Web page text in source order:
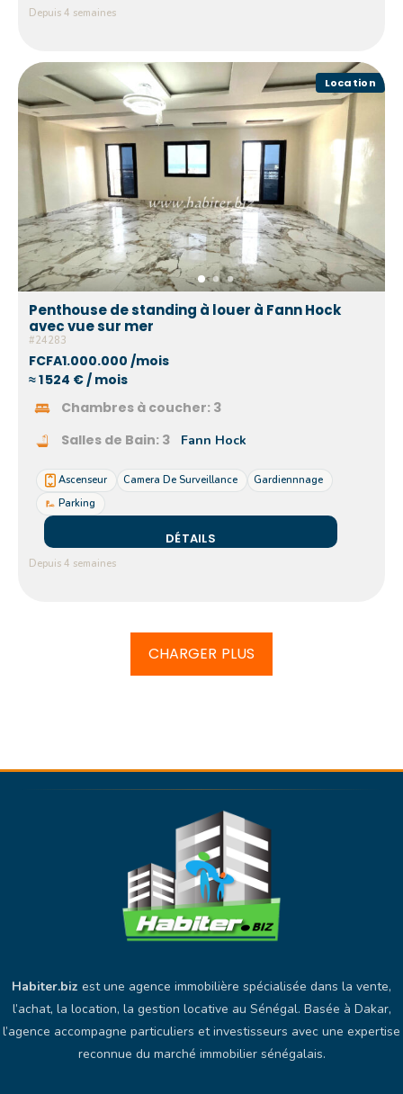
Depuis 4 semaines
Location
Penthouse de standing à louer à Fann Hock
avec vue sur mer
#24283
FCFA1.000.000 /mois
≈ 1 524 € / mois
Chambres à coucher: 3
Salles de Bain: 3 Fann Hock
Ascenseur Camera De Surveillance
Gardiennnage
Parking
Depuis 4 semaines
DÉTAILS
CHARGER PLUS
Habiter.biz est une agence immobilière spécialisée dans la vente,
l’achat, la location, la gestion locative au Sénégal. Basée à Dakar,
l’agence accompagne particuliers et investisseurs avec une expertise
reconnue du marché immobilier sénégalais.